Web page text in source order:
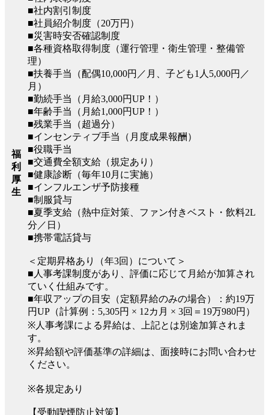
福
利
厚
生
■社内割引制度
■社員紹介制度（20万円）
■災害時安否確認制度
■各種資格取得制度（運行管理・衛生管理・整備管
理）
■扶養手当（配偶10,000円／月、子ども1人5,000円／
月）
■勤続手当（月給3,000円UP！）
■年齢手当（月給1,000円UP！）
■残業手当（超過分）
■インセンティブ手当（月度成果報酬）
■役職手当
■交通費全額支給（規定あり）
■健康診断（毎年10月に実施）
■インフルエンザ予防接種
■制服貸与
■夏季支給（熱中症対策、ファン付きベスト・飲料2L
分／日）
■携帯電話貸与
＜定期昇格あり（年3回）について＞
■人事考課制度があり、評価に応じて月給が加算され
ていく仕組みです。
■年収アップの目安（定額昇給のみの場合）：約19万
円UP（計算例：5,305円 × 12カ月 × 3回＝19万980円）
※人事考課による昇給は、上記とは別途加算されま
す。
※昇給額や評価基準の詳細は、面接時にお問い合わせ
ください。
※各規定あり
【受動喫煙防止対策】